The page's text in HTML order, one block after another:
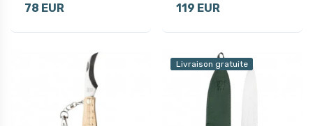
78 EUR 119 EUR
Livraison gratuite